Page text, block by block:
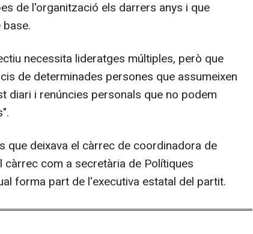
de l'organització els darrers anys i que
necessita lideratges múltiples, però que
de determinades persones que assumeixen
diari i renúncies personals que no podem
que deixava el càrrec de coordinadora de
càrrec com a secretària de Polítiques
forma part de l'executiva estatal del partit.